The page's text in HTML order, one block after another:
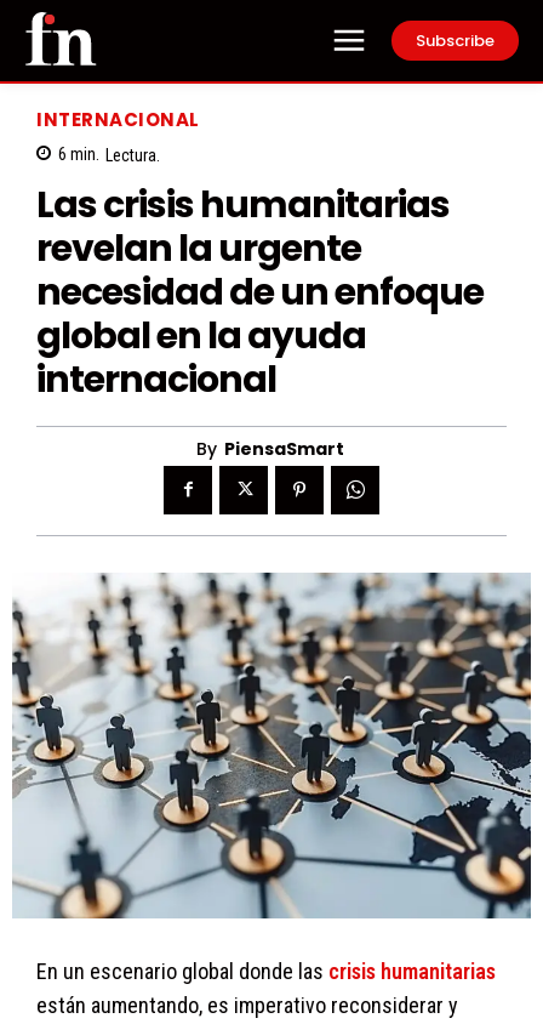
Subscribe
INTERNACIONAL
6 min. Lectura.
Las crisis humanitarias
revelan la urgente
necesidad de un enfoque
global en la ayuda
internacional
By PiensaSmart
En un escenario global donde las crisis humanitarias
están aumentando, es imperativo reconsiderar y